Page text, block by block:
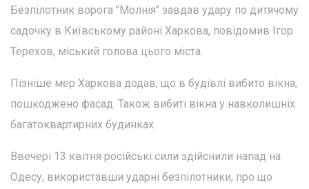
Безпілотник ворога "Молнія" завдав удару по дитячому
садочку в Київському районі Харкова, повідомив Ігор
Терехов, міський голова цього міста.
Пізніше мер Харкова додав, що в будівлі вибито вікна,
пошкоджено фасад. Також вибиті вікна у навколишніх
багатоквартирних будинках.
Ввечері 13 квітня російські сили здійснили напад на
Одесу, використавши ударні безпілотники, про що